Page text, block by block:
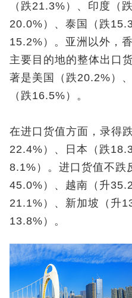
（跌21.3%）、印度（
20.0%）、泰国（跌
15.2%）。亚洲以外，
主要目的地的整体出口
著是美国（跌20.2%）
（跌16.5%）。
在进口货值方面，录得
22.4%）、日本（跌
8.1%）。进口货值不跌
45.0%）、越南（升
21.1%）、新加坡（升
13.8%）。